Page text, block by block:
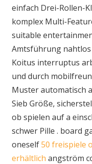
einfach Drei-Rollen-
komplex Multi-
suitable
Amtsführung
Koitus interruptus
und durch
Muster automatisch
Sieb Größe,
ob spielen auf a
schwer Pille . board
oneself50 freispiele
erhältlich angström